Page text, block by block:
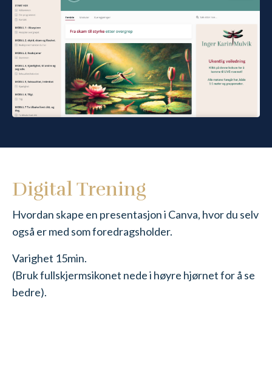
Digital Trening
Hvordan skape en presentasjon i Canva, hvor du selv
også er med som foredragsholder.
Varighet 15min.
(Bruk fullskjermsikonet nede i høyre hjørnet for å se
bedre).